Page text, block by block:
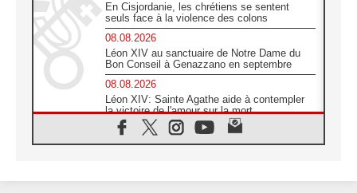
En Cisjordanie, les chrétiens se sentent
seuls face à la violence des colons
08.08.2026
Léon XIV au sanctuaire de Notre Dame du
Bon Conseil à Genazzano en septembre
08.08.2026
Léon XIV: Sainte Agathe aide à contempler
la victoire de l'amour sur la mort
08.08.2026
«Relancer l'empathie», le projet Triennal d'art